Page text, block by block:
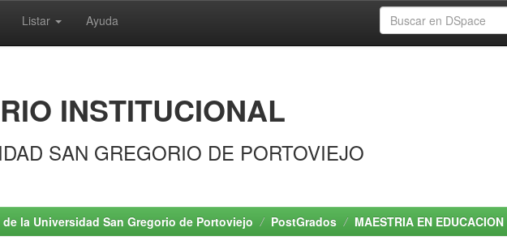
Listar Ayuda
INSTITUCIONAL
SAN GREGORIO DE PORTOVIEJO
la Universidad San Gregorio de Portoviejo PostGrados MAESTRIA EN EDUCACION